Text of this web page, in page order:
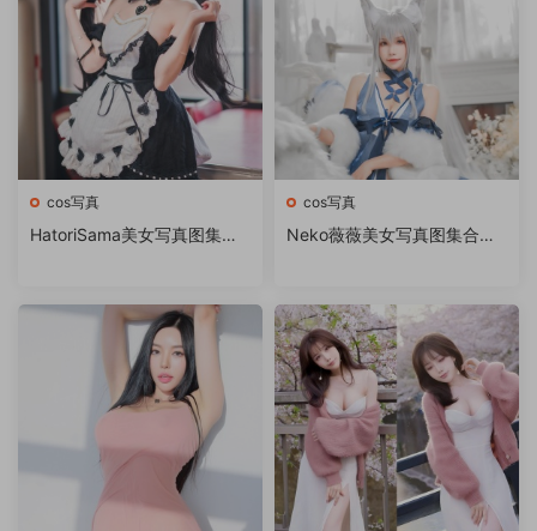
cos写真
HatoriSama美女写真图集下
cos写真
Neko薇薇美女写真图集合集